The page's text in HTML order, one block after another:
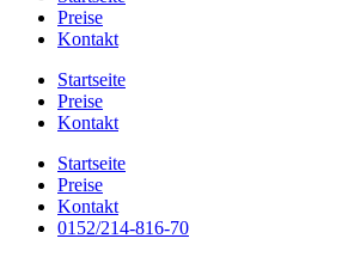
Preise
Kontakt
Startseite
Preise
Kontakt
Startseite
Preise
Kontakt
0152/214-816-70